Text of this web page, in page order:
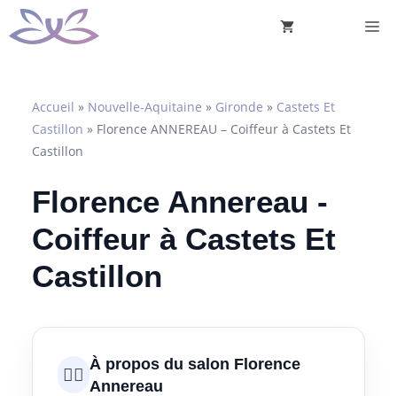
Aller
au
Accueil » Nouvelle-Aquitaine » Gironde » Castets Et
Castillon » Florence ANNEREAU – Coiffeur à Castets Et
Castillon
Florence Annereau -
Coiffeur à Castets Et
Castillon
💇‍♀️ À propos du salon Florence
Annereau